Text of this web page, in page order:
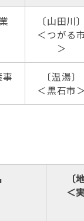
〔山田川〕
＜つがる
＞
〔温湯〕
＜黒石市＞
〔
＜